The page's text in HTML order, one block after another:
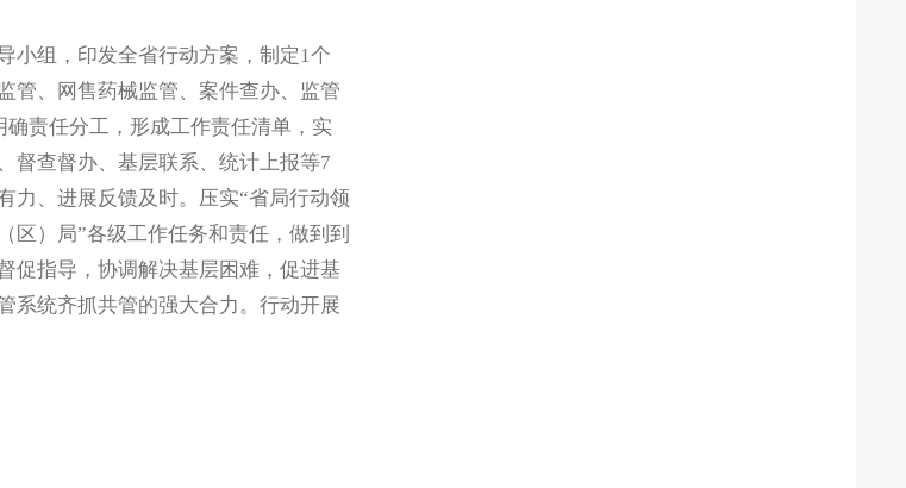
组，印发全省行动方案，制定1个
管、网售药械监管、案件查办、监管
责任分工，形成工作责任清单，实
督查督办、基层联系、统计上报等7
力、进展反馈及时。压实“省局行动领
）局”各级工作任务和责任，做到到
促指导，协调解决基层困难，促进基
系统齐抓共管的强大合力。行动开展